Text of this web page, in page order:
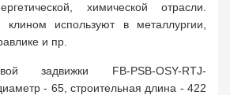
химической отрасли.
используют в металлургии,
и пр.
задвижки FB-PSB-OSY-RTJ-
- 65, строительная длина - 422